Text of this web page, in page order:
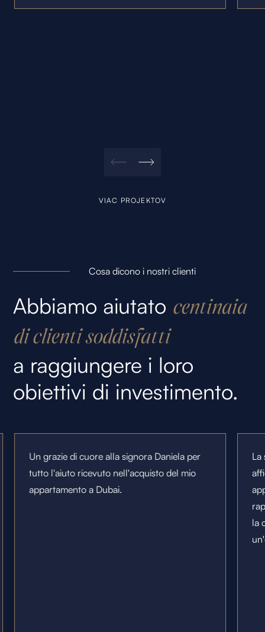
VIAC PROJEKTOV
Cosa dicono i nostri clienti
Abbiamo aiutato centinaia
di clienti soddisfatti
a raggiungere i loro
obiettivi di investimento.
Un grazie di cuore alla signora Daniela per
tutto l'aiuto ricevuto nell'acquisto del mio
appartamento a Dubai.
La
la